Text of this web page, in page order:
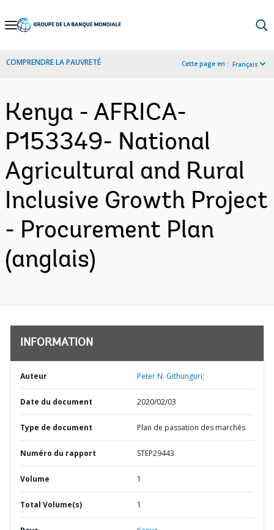
Skip
Navigation
COMPRENDRE LA PAUVRETÉ Cette page en : Français
Kenya - AFRICA-
P153349- National
Agricultural and Rural
Inclusive Growth Project
- Procurement Plan
(anglais)
INFORMATION
Auteur Peter N. Githunguri;
Date du document 2020/02/03
Type de document Plan de passation des marchés
Numéro du rapport STEP29443
Volume 1
Total Volume(s) 1